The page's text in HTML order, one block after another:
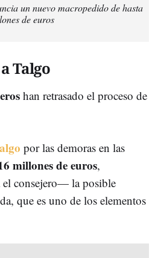
un nuevo macropedido de hasta
de euros
Talgo
han retrasado el proceso de
por las demoras en las
millones de euros,
consejero— la posible
que es uno de los elementos